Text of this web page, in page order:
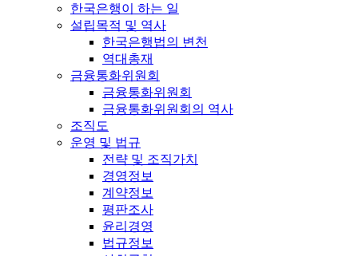
한국은행이 하는 일
설립목적 및 역사
한국은행법의 변천
역대총재
금융통화위원회
금융통화위원회
금융통화위원회의 역사
조직도
운영 및 법규
전략 및 조직가치
경영정보
계약정보
평판조사
윤리경영
법규정보